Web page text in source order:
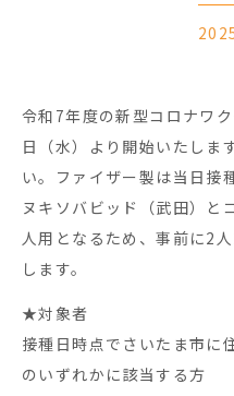
令和7年度の新型コロナワ
日（水）より開始いたしま
い。ファイザー製は当日接
ヌキソバビッド（武田）
人用となるため、事前に2
します。
★対象者
接種日時点でさいたま市に
のいずれかに該当する方